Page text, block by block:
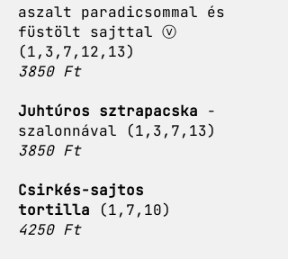
aszalt paradicsommal és
füstölt sajttal ⓥ
(1,3,7,12,13)
3850 Ft
Juhtúros sztrapacska -
szalonnával (1,3,7,13)
3850 Ft
Csirkés-sajtos
tortilla (1,7,10)
4250 Ft